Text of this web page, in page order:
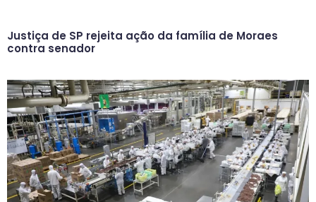
Justiça de SP rejeita ação da família de Moraes
contra senador